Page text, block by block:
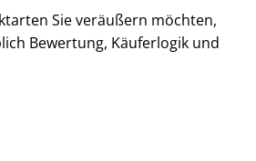
Sie veräußern möchten,
Bewertung, Käuferlogik und